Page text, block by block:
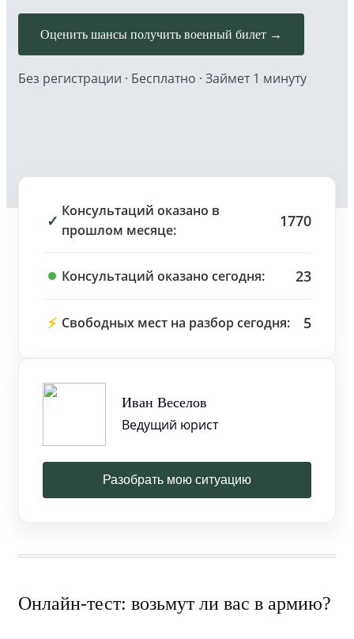
Оценить шансы получить военный билет →
Без регистрации · Бесплатно · Займет 1 минуту
✓
Консультаций оказано в
прошлом месяце:
1770
Консультаций оказано сегодня: 23
⚡ Свободных мест на разбор сегодня: 5
Иван Веселов
Ведущий юрист
Разобрать мою ситуацию
Онлайн-тест: возьмут ли вас в армию?